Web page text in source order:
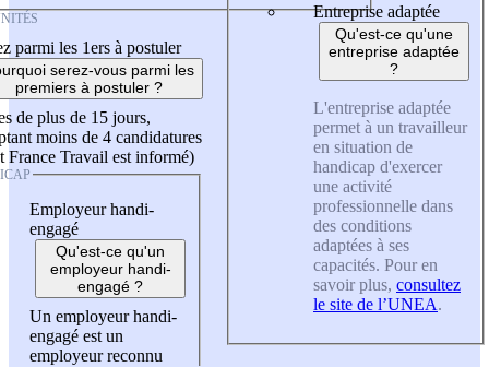
parmi les 1ers à postuler
serez-vous parmi les
premiers à postuler ?
de plus de 15 jours,
moins de 4 candidatures
France Travail est informé)
Employeur handi-
engagé
Qu'est-ce qu'un
employeur handi-
engagé ?
Un employeur handi-
engagé est un
employeur reconnu
Entreprise adaptée
Qu'est-ce qu'une
entreprise adaptée
?
L'entreprise adaptée
permet à un travailleur
en situation de
handicap d'exercer
une activité
professionnelle dans
des conditions
adaptées à ses
capacités. Pour en
savoir plus, consultez
le site de l’UNEA.